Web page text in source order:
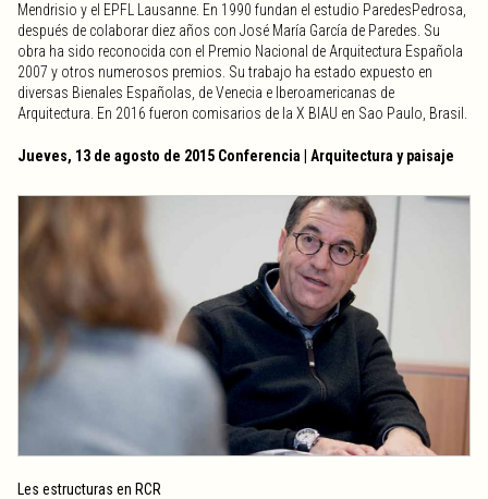
Mendrisio y el EPFL Lausanne. En 1990 fundan el estudio ParedesPedrosa,
después de colaborar diez años con José María García de Paredes. Su
obra ha sido reconocida con el Premio Nacional de Arquitectura Española
2007 y otros numerosos premios. Su trabajo ha estado expuesto en
diversas Bienales Españolas, de Venecia e Iberoamericanas de
Arquitectura. En 2016 fueron comisarios de la X BIAU en Sao Paulo, Brasil.
Jueves, 13 de agosto de 2015 Conferencia | Arquitectura y paisaje
Les estructuras en RCR